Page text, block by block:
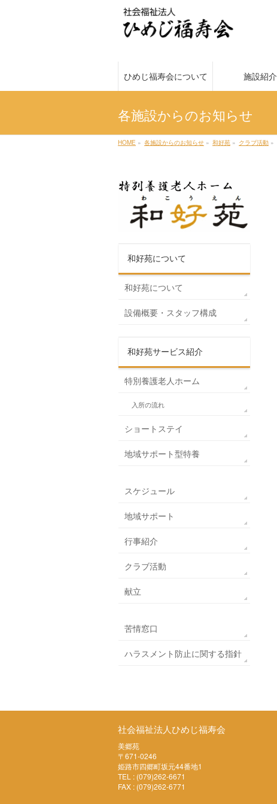
ひめじ福寿会について 施設紹介
各施設からのお知らせ
HOME » 各施設からのお知らせ » 和好苑 » クラブ活動 »
和好苑について
和好苑について
設備概要・スタッフ構成
和好苑サービス紹介
特別養護老人ホーム
入所の流れ
ショートステイ
地域サポート型特養
スケジュール
地域サポート
行事紹介
クラブ活動
献立
苦情窓口
ハラスメント防止に関する指針
社会福祉法人ひめじ福寿会
美郷苑
〒671-0246
姫路市四郷町坂元44番地1
TEL : (079)262-6671
FAX : (079)262-6771